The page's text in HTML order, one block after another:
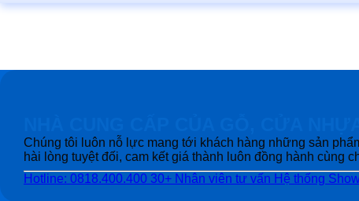
Chúng tôi luôn nỗ lực mang tới khách hàng những sản
hài lòng tuyệt đối, cam kết giá thành luôn đồng hành cùng
Hotline: 0818.400.400 30+ Nhân viên tư vấn Hệ thống